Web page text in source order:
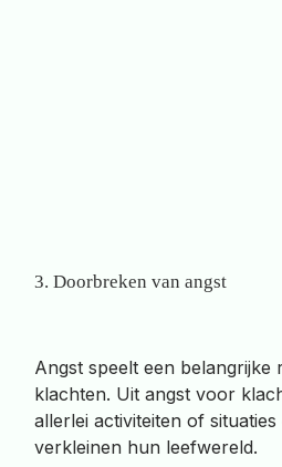
3. Doorbreken van angst
Angst speelt een belangrijke
klachten. Uit angst voor
allerlei activiteiten of
verkleinen hun leefwereld.